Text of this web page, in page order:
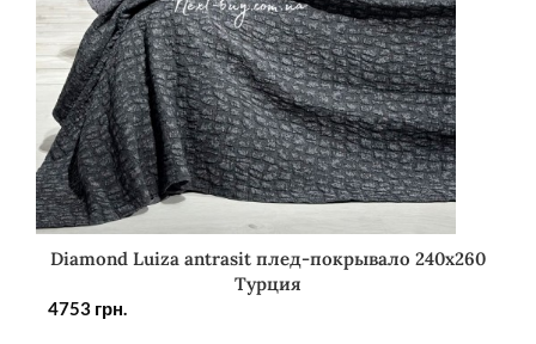
Diamond Luiza antrasit плед-покрывало 240х260
Турция
4753 грн.